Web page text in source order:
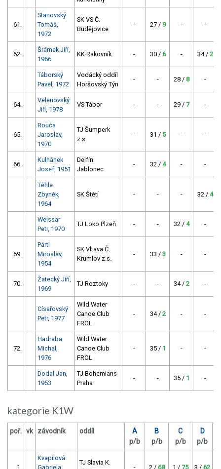
61.
Stanovský
Tomáš,
1972
SK VS Č.
Budějovice
- 27 / 9 - -
62.
Šrámek Jiří,
1966
KK Rakovník - 30 / 6 - 34 / 2
Táborský
Pavel, 1972
Vodácký oddíl
Horšovský Týn
- - 28 / 8 -
64.
Velenovský
Jiří, 1978
VS Tábor - - 29 / 7 -
65.
Rouča
Jaroslav,
1970
TJ Šumperk
z.s.
- 31 / 5 - -
66.
Kulhánek
Josef, 1951
Delfín
Jablonec
- 32 / 4 - -
Těhle
Zbyněk,
1964
SK Štětí - - - 32 / 4
Weissar
Petr, 1970
TJ Loko Plzeň - - 32 / 4 -
69.
Pártl
Miroslav,
1954
SK Vltava Č.
Krumlov z.s.
- 33 / 3 - -
70.
Žatecký Jiří,
1969
TJ Roztoky - - 34 / 2 -
Císařovský
Petr, 1977
Wild Water
Canoe Club
FROL
- 34 / 2 - -
72.
Hadraba
Michal,
1976
Wild Water
Canoe Club
FROL
- 35 / 1 - -
Dodal Jan,
1953
TJ Bohemians
Praha
- - 35 / 1 -
kategorie K1W
poř. vk závodník oddíl
A
p/b
B
p/b
C
p/b
D
p/b
1.
Kvapilová
Gabriela,
TJ Slavia K.
- 2 / 68 1 / 75 3 / 62